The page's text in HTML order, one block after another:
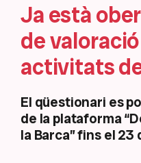
Ja està
de
activitats
El qüestionari es
de la plataforma
la Barca” fins el 23